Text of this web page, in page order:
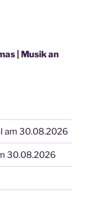
| Musik an
am 30.08.2026
30.08.2026